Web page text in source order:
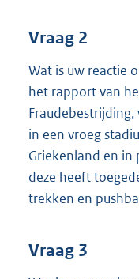
Vraag 2
Wat is uw reactie
het rapport van
in een vroeg
Griekenland en in
deze heeft
trekken en
Vraag 3